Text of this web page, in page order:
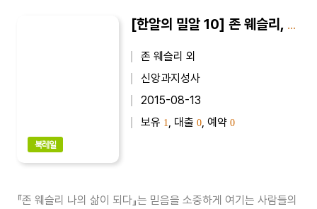
북레일
[한알의 밀알 10] 존 웨슬리, 나의 삶이 되다
존 웨슬리 외
신앙과지성사
2015-08-13
보유 1 , 대출 0 , 예약 0
『존 웨슬리 나의 삶이 되다』는 믿음을 소중하게 여기는 사람들의